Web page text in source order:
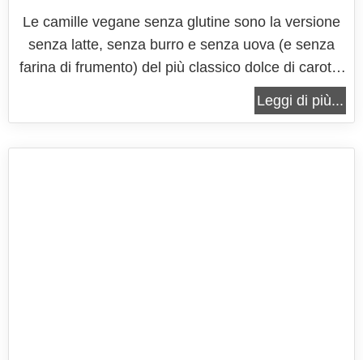
Le camille vegane senza glutine sono la versione
senza latte, senza burro e senza uova (e senza
farina di frumento) del più classico dolce di carote,
tanto amato e riprodotto. Nella versione fatta in
casa delle camille, che prevede i tradizionali
Leggi di più...